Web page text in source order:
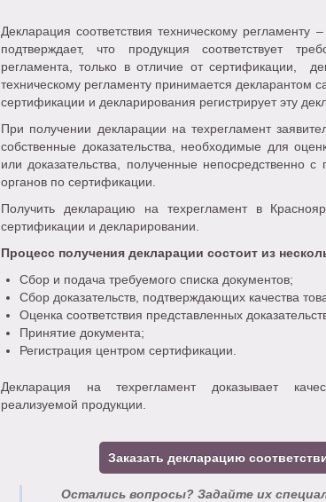
Декларация соответствия техническому регламенту
подтверждает, что продукция соответствует
регламента, только в отличие от сертификации,
техническому регламенту принимается декларантом
сертификации и декларирования регистрирует эту
При получении декларации на техрегламент
собственные доказательства, необходимые для
или доказательства, полученные непосредственно
органов по сертификации.
Получить декларацию на техрегламент в
сертификации и декларировании.
Процесс получения декларации состоит из
Сбор и подача требуемого списка документов;
Сбор доказательств, подтверждающих качества
Оценка соответствия представленных
Принятие документа;
Регистрация центром сертификации.
Декларация на техрегламент доказывает
реализуемой продукции.
Заказать декларацию
Остались вопросы? Задайте их